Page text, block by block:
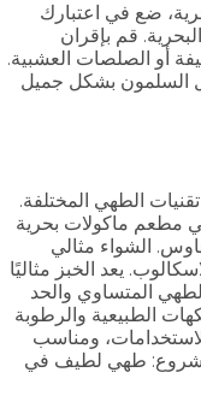
ضع في اعتبارك
قم بإقران
أو الصلصات العشبية.
السلمون بشكل جميل
الطهي المختلفة.
مطعم ماكولات بحرية
الشواء مثالي
يعد الخبز مثاليًا
المتساوي والحد
الطبيعية والرطوبة
ومناسب
طهي لطيف في